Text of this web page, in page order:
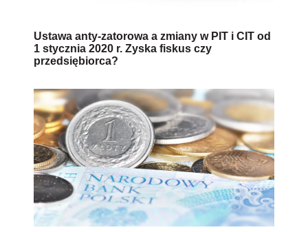
Ustawa anty-zatorowa a zmiany w PIT i CIT od
1 stycznia 2020 r. Zyska fiskus czy
przedsiębiorca?